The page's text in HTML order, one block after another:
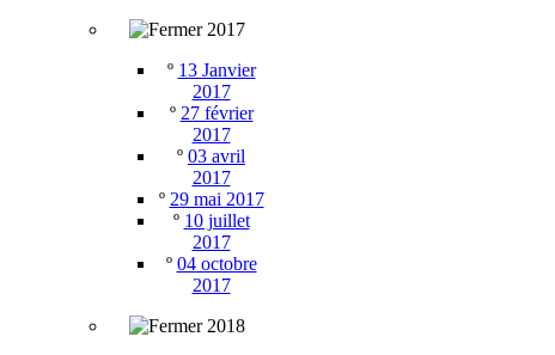
2017
º 13 Janvier
2017
º 27 février
2017
º 03 avril
2017
º 29 mai 2017
º 10 juillet
2017
º 04 octobre
2017
2018